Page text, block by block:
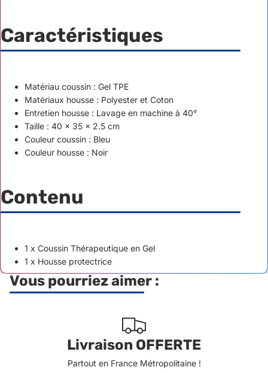
Caractéristiques
Matériau coussin : Gel TPE
Matériaux housse : Polyester et Coton
Entretien housse : Lavage en machine à 40°
Taille : 40 x 35 x 2.5 cm
Couleur coussin : Bleu
Couleur housse : Noir
Contenu
1 x Coussin Thérapeutique en Gel
1 x Housse protectrice
Vous pourriez aimer :
Livraison OFFERTE
Partout en France Métropolitaine !